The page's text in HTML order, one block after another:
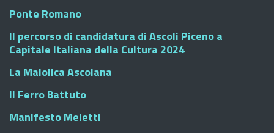
Ponte Romano
Il percorso di candidatura di Ascoli Piceno a
Capitale Italiana della Cultura 2024
La Maiolica Ascolana
Il Ferro Battuto
Manifesto Meletti